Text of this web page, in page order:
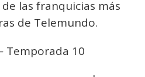
las franquicias más
de Telemundo.
Temporada 10